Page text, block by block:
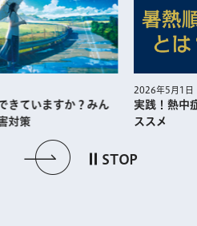
スライドを表示 次のスライドを
STOP
きていますか？みん
対策
2026年5月1日
実践！熱中
ススメ